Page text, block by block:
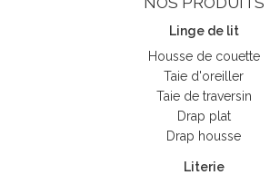
Linge de lit
Housse de couette
Taie d'oreiller
Taie de traversin
Drap plat
Drap housse
Literie